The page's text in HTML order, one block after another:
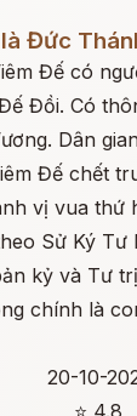
Đức
Đế có
Đồi. Có
Dân
Đế chết
vị vua thứ
Sử Ký Tư
kỷ và Tư
chính là
20-10-
⭐ 4.8